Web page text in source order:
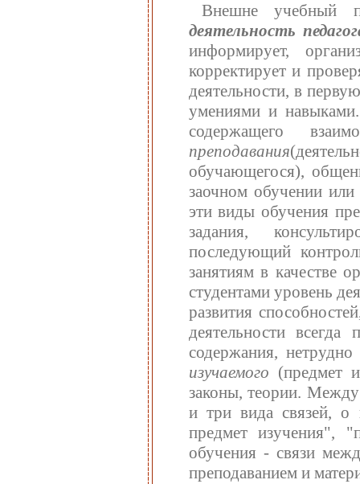
Внешне учебный
деятельность
информирует,
корректирует и
деятельности, в
умениями и навыками.
содержащего
преподавания
обучающегося),
заочном обучении
эти виды обучения
задания,
последующий
занятиям в качестве
студентами уровень
развития
деятельности всегда
содержания,
изучаемого (предмет
законы, теории.
и три вида связей, о
предмет изучения",
обучения - связи
преподаванием и